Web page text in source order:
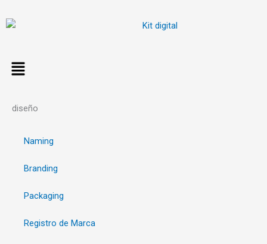
diseño
Naming
Branding
Packaging
Registro de Marca